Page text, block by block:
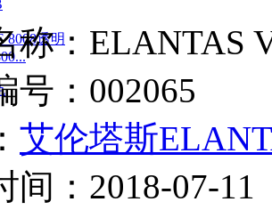
称：ELANTAS
号：002065
艾伦塔斯
间：2018-07-11